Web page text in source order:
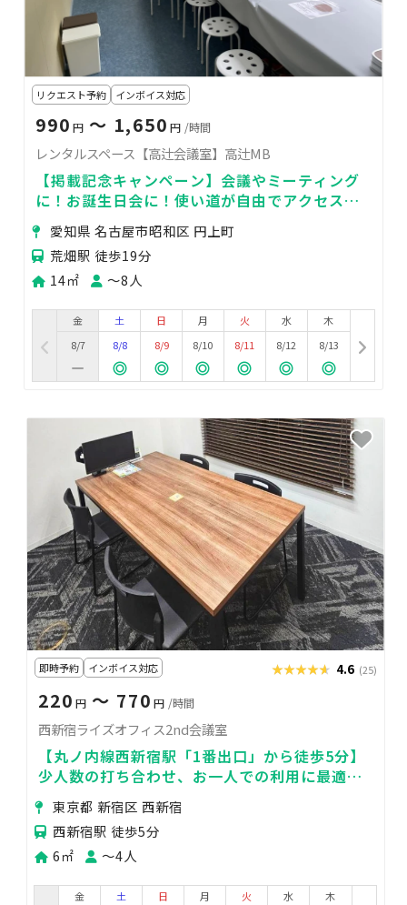
リクエスト予約 インボイス対応
990 円 〜 1,650 円 /時間
レンタルスペース【高辻会議室】高辻MB
【掲載記念キャンペーン】会議やミーティング
に！お誕生日会に！使い道が自由でアクセスし
やすいレンタルスペース！
愛知県 名古屋市昭和区 円上町
荒畑駅 徒歩19分
14㎡
〜8人
金
8/7
土
8/8
日
8/9
月
8/10
火
8/11
水
8/12
木
8/13
即時予約 インボイス対応 ★★★★★
★★★★★ 4.6 (25)
220 円〜 770 円 /時間
西新宿ライズオフィス2nd会議室
【丸ノ内線西新宿駅「1番出口」から徒歩5分】
少人数の打ち合わせ、お一人での利用に最適な
お部屋です♪当日予約OK！
東京都 新宿区 西新宿
西新宿駅 徒歩5分
6㎡
〜4人
金
土
日
月
火
水
木